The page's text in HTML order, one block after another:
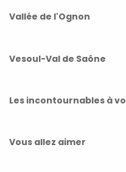
Vallée de l'Ognon
Vesoul-Val de Saône
Les incontournables à
Vous allez aimer